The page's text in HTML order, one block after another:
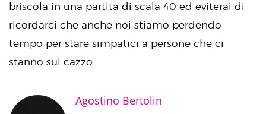
briscola in una partita di scala 40 ed eviterai di
ricordarci che anche noi stiamo perdendo
tempo per stare simpatici a persone che ci
stanno sul cazzo.
Agostino Bertolin